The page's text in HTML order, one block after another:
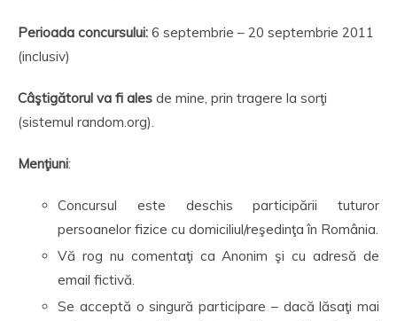
Perioada concursului: 6 septembrie – 20 septembrie 2011
(inclusiv)
Câştigătorul va fi ales de mine, prin tragere la sorţi
(sistemul random.org).
Menţiuni:
Concursul este deschis participării tuturor
persoanelor fizice cu domiciliul/reşedinţa în România.
Vă rog nu comentaţi ca Anonim şi cu adresă de
email fictivă.
Se acceptă o singură participare – dacă lăsaţi mai